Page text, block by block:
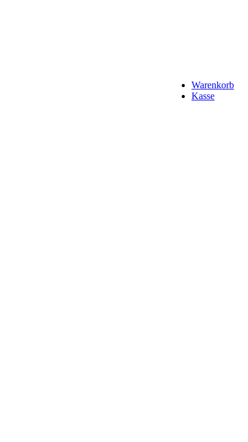
Warenkorb
Kasse